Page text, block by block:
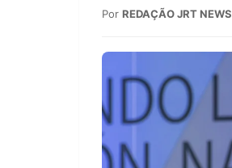
Por REDAÇÃO JRT NEWS